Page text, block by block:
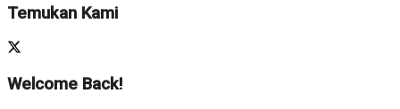
Temukan Kami
Welcome Back!